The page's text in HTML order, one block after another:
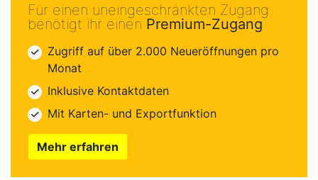
Für einen uneingeschränkten Zugang
benötigt ihr einen Premium-Zugang
Zugriff auf über 2.000 Neueröffnungen pro
Monat
Inklusive Kontaktdaten
Mit Karten- und Exportfunktion
Mehr erfahren